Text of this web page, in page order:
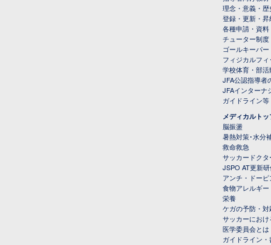
理念・意義・歴
登録・更新・
各種申請・資料
チューター制度
ゴールキーパー
フィジカルフ
学校体育・部活
JFA公認指導者
JFAインターナ
ガイドライン等
メディカルトッ
脳振盪
暑熱対策･水分
救命救急
サッカードク
JSPO AT更新
アンチ・ドーピ
食物アレルギー
栄養
ケガの予防・対
サッカーにお
医学委員会とは
ガイドライン